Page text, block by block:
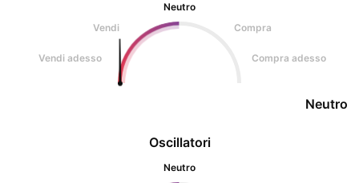
Oscillatori
Neutro
Neutro
Vendi
Compra
Vendi adesso Compra adesso
Neutro